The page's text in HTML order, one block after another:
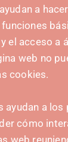
a
el acceso a
web no
cookies.
ayudan a
cómo
web